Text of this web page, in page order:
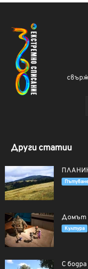
Други статии
Пътуване
Домът
Култура
С